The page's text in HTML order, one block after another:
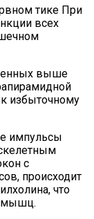
тике При
всех
выше
избыточному
импульсы
с
происходит
что
мышц.